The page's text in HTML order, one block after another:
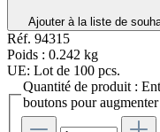
Ajouter à la liste de
Réf. 94315
Poids : 0.242 kg
UE: Lot de 100 pcs.
Quantité de produit :
boutons pour